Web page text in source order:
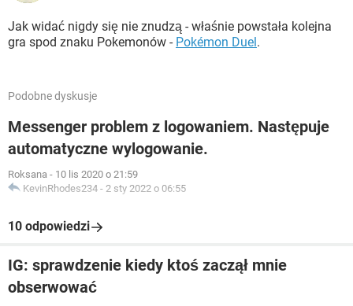
Jak widać nigdy się nie znudzą - właśnie powstała kolejna
gra spod znaku Pokemonów - Pokémon Duel.
Podobne dyskusje
Messenger problem z logowaniem. Następuje
automatyczne wylogowanie.
Roksana - 10 lis 2020 o 21:59
KevinRhodes234 - 2 sty 2022 o 06:55
10 odpowiedzi
IG: sprawdzenie kiedy ktoś zaczął mnie
obserwować